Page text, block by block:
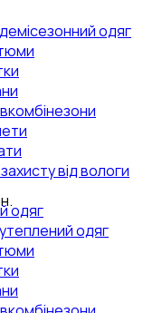
одяг
від вологи
одяг
одяг